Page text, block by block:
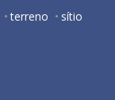
terreno
sítio